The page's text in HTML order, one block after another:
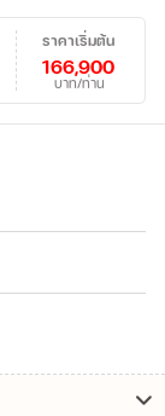
ราคาเริ่มต้น
166,900
บาท/ท่าน